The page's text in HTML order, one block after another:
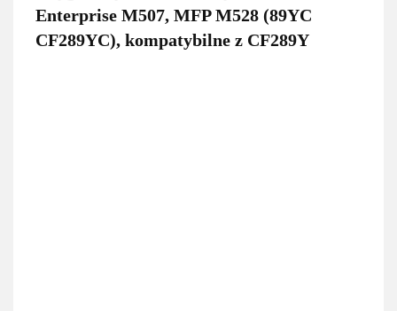
Enterprise M507, MFP M528 (89YC
CF289YC), kompatybilne z CF289Y